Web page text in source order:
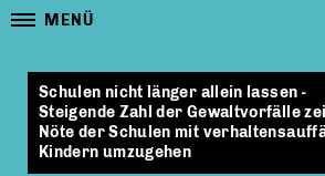
MENÜ
Schulen nicht länger allein lassen -
Steigende Zahl der Gewaltvorfälle
Nöte der Schulen mit
Kindern umzugehen